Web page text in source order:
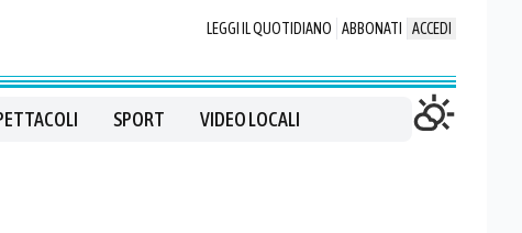
LEGGI IL QUOTIDIANO ABBONATI ACCEDI
SPORT VIDEO LOCALI